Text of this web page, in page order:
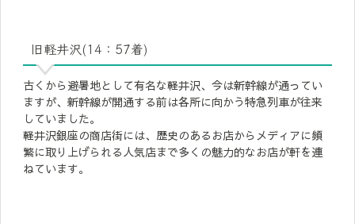
旧軽井沢(14：57着)
古くから避暑地として有名な軽井沢、今は新幹線が通ってい
ますが、新幹線が開通する前は各所に向かう特急列車が往来
していました。
軽井沢銀座の商店街には、歴史のあるお店からメディアに頻
繁に取り上げられる人気店まで多くの魅力的なお店が軒を連
ねています。